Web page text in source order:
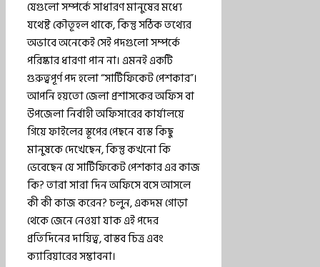
যেগুলো সম্পর্কে সাধারণ মানুষের মধ্যে
যথেষ্ট কৌতূহল থাকে, কিন্তু সঠিক তথ্যের
অভাবে অনেকেই সেই পদগুলো সম্পর্কে
পরিষ্কার ধারণা পান না। এমনই একটি
গুরুত্বপূর্ণ পদ হলো “সার্টিফিকেট পেশকার”।
আপনি হয়তো জেলা প্রশাসকের অফিস বা
উপজেলা নির্বাহী অফিসারের কার্যালয়ে
গিয়ে ফাইলের স্তূপের পেছনে ব্যস্ত কিছু
মানুষকে দেখেছেন, কিন্তু কখনো কি
ভেবেছেন যে সার্টিফিকেট পেশকার এর কাজ
কি? তারা সারা দিন অফিসে বসে আসলে
কী কী কাজ করেন? চলুন, একদম গোড়া
থেকে জেনে নেওয়া যাক এই পদের
প্রতিদিনের দায়িত্ব, বাস্তব চিত্র এবং
ক্যারিয়ারের সম্ভাবনা।